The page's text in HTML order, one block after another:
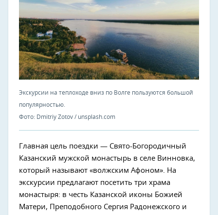
Экскурсии на теплоходе вниз по Волге пользуются большой
популярностью.
Фото: Dmitriy Zotov / unsplash.com
Главная цель поездки — Свято-Богородичный
Казанский мужской монастырь в селе Винновка,
который называют «волжским Афоном». На
экскурсии предлагают посетить три храма
монастыря: в честь Казанской иконы Божией
Матери, Преподобного Сергия Радонежского и